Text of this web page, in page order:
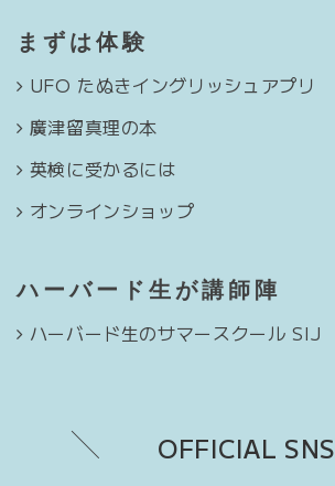
まずは体験
UFO たぬきイングリッシュアプリ
廣津留真理の本
英検に受かるには
オンラインショップ
ハーバード生が講師陣
ハーバード生のサマースクール SIJ
OFFICIAL SNS